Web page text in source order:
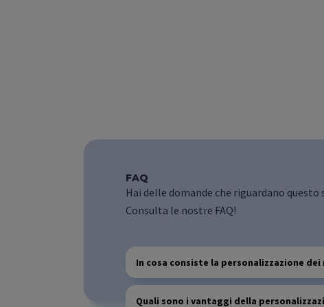
FAQ
Hai delle domande che riguardano questo
Consulta le nostre FAQ!
In cosa consiste la personalizzazione
Quali sono i vantaggi della